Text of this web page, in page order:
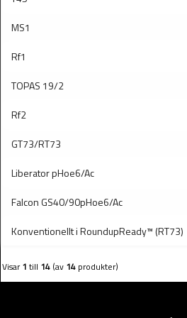
MS1
Rf1
TOPAS 19/2
Rf2
GT73/RT73
Liberator pHoe6/Ac
Falcon GS40/90pHoe6/Ac
Konventionellt i RoundupReady™ (RT73)
Visar1 till 14 (av 14 produkter)